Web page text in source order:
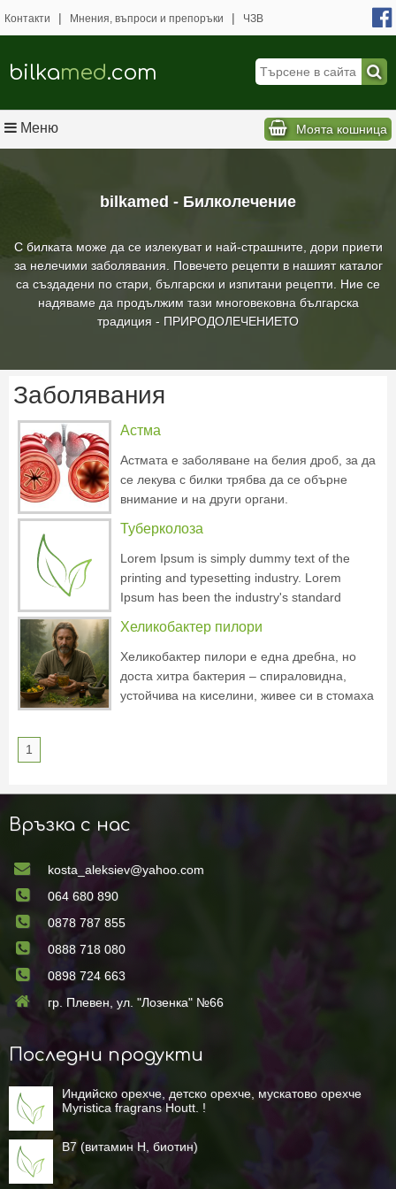
bilkamed - Билколечение
С билката може да се излекуват и най-страшните, дори приети
за нелечими заболявания. Повечето рецепти в нашият каталог
са създадени по стари, български и изпитани рецепти. Ние се
надяваме да продължим тази многовековна българска
традиция - ПРИРОДОЛЕЧЕНИЕТО
Контакти | Мнения, въпроси и препоръки | ЧЗВ
bilkamed.com
Меню Моята кошница
Заболявания
Астма
Астмата е заболяване на белия дроб, за да
се лекува с билки трябва да се обърне
внимание и на други органи.
Туберколоза
Lorem Ipsum is simply dummy text of the
printing and typesetting industry. Lorem
Ipsum has been the industry's standard
unknown printer took a galley of type and
scrambled it to make a type specimen book. It
has survived not only five centuries, but also
Хеликобактер пилори
Хеликобактер пилори е една дребна, но
доста хитра бактерия – спираловидна,
устойчива на киселини, живее си в стомаха
1
Връзка с нас
kosta_aleksiev@yahoo.com
064 680 890
0878 787 855
0888 718 080
0898 724 663
гр. Плевен, ул. "Лозенка" №66
Последни продукти
Индийско орехче, детско орехче, мускатово орехче
Myristica fragrans Houtt. !
B7 (витамин H, биотин)